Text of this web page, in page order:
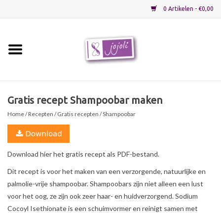
0 Artikelen - €0,00
Verpakkingen
Startpakketten
Recepten
Gratis recept Shampoobar maken
Home/Recepten /Gratis recepten / Shampoobar
Download hier het gratis recept als PDF-bestand.
Dit recept is voor het maken van een verzorgende, natuurlijke en
palmolie-vrije shampoobar. Shampoobars zijn niet alleen een lust
voor het oog, ze zijn ook zeer haar- en huidverzorgend. Sodium
Cocoyl Isethionate is een schuimvormer en reinigt samen met